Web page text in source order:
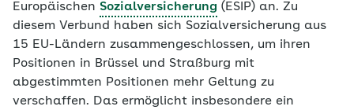
Europäischen Sozialversicherung (ESIP) an. Zu
diesem Verbund haben sich Sozialversicherung aus
15 EU-Ländern zusammengeschlossen, um ihren
Positionen in Brüssel und Straßburg mit
abgestimmten Positionen mehr Geltung zu
verschaffen. Das ermöglicht insbesondere ein